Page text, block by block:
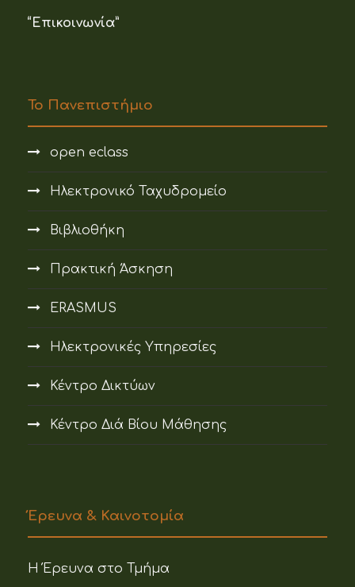
“Επικοινωνία”
Το Πανεπιστήμιο
open eclass
Ηλεκτρονικό Ταχυδρομείο
Βιβλιοθήκη
Πρακτική Άσκηση
ERASMUS
Ηλεκτρονικές Υπηρεσίες
Κέντρο Δικτύων
Κέντρο Διά Βίου Μάθησης
Έρευνα & Καινοτομία
Η Έρευνα στο Τμήμα